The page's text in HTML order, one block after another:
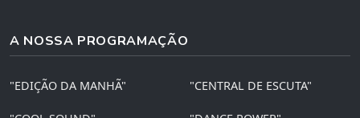
A NOSSA PROGRAMAÇÃO
"EDIÇÃO DA MANHÃ" "CENTRAL DE ESCUTA"